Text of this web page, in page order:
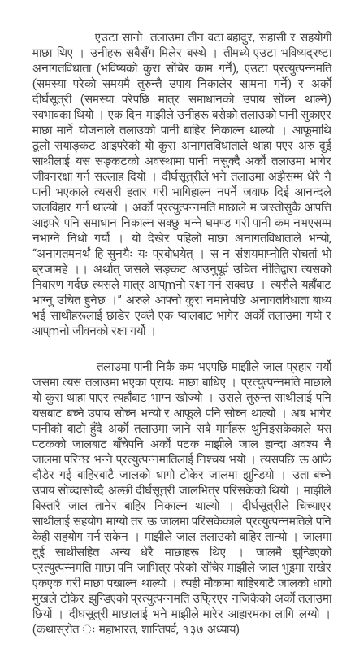
एउटा सानो तलाउमा तीन वटा बहादुर, सहासी र सहयोगी
माछा थिए । उनीहरू सबैसँग मिलेर बस्थे । तीमध्ये एउटा भविष्यद्रष्टा
अनागतविधाता (भविष्यको कुरा सोंचेर काम गर्ने), एउटा प्रत्युत्पन्नमति
(समस्या परेको समयमै तुरुन्तै उपाय निकालेर सामना गर्ने) र अर्काे
दीर्घसूत्री (समस्या परेपछि मात्र समाधानको उपाय सोंच्न थाल्ने)
स्वभावका थियो । एक दिन माझीले उनीहरू बसेको तलाउको पानी सुकाएर
माछा मार्ने योजनाले तलाउको पानी बाहिर निकाल्न थाल्यो । आफूमाथि
ठूलो सयाङ्कट आइपरेको यो कुरा अनागतविधाताले थाहा पएर अरु दुई
साथीलाई यस सङ्कटको अवस्थामा पानी नसुक्दै अर्काे तलाउमा भागेर
जीवनरक्षा गर्न सल्लाह दियो । दीर्घसूत्रीले भने तलाउमा अझैसम्म धेरै नै
पानी भएकाले त्यसरी हतार गरी भागिहाल्न नपर्ने जवाफ दिई आनन्दले
जलविहार गर्न थाल्यो । अर्काे प्रत्युत्पन्नमति माछाले म जस्तोसुकै आपत्ति
आइपरे पनि समाधान निकाल्न सक्छु भन्ने घमण्ड गरी पानी कम नभएसम्म
नभाग्ने निधो गर्यो । यो देखेर पहिलो माछा अनागतविधाताले भन्यो,
‘‘अनागतमनर्थं हि सुनयैः यः प्रबोधयेत् । स न संशयमाप्नोति रोचतां भो
ब्रजामहे ।। अर्थात् जसले सङ्कट आउनुपूर्व उचित नीतिद्वारा त्यसको
निवारण गर्दछ त्यसले मात्र आप्mनो रक्षा गर्न सक्दछ । त्यसैले यहाँबाट
भाग्नु उचित हुनेछ ।’’ अरुले आफ्नो कुरा नमानेपछि अनागतविधाता बाध्य
भई साथीहरूलाई छाडेर एक्लै एक प्वालबाट भागेर अर्काे तलाउमा गयो र
आप्mनो जीवनको रक्षा गर्यो ।
तलाउमा पानी निकै कम भएपछि माझीले जाल प्रहार गर्यो
जसमा त्यस तलाउमा भएका प्रायः माछा बाधिए । प्रत्युत्पन्नमति माछाले
यो कुरा थाहा पाएर त्यहाँबाट भाग्न खोज्यो । उसले तुरुन्त साथीलाई पनि
यसबाट बच्ने उपाय सोच्न भन्यो र आफूले पनि सोच्न थाल्यो । अब भागेर
पानीको बाटो हुँदै अर्काे तलाउमा जाने सबै मार्गहरू थुनिइसकेकाले यस
पटकको जालबाट बाँचेपनि अर्काे पटक माझीले जाल हान्दा अवश्य नै
जालमा परिन्छ भन्ने प्रत्युत्पन्नमातिलाई निश्चय भयो । त्यसपछि ऊ आफै
दौडेर गई बाहिरबाटै जालको धागो टोकेर जालमा झुन्डियो । उता बच्ने
उपाय सोच्दासोच्दै अल्छी दीर्घसूत्री जालभित्र परिसकेको थियो । माझीले
बिस्तारै जाल तानेर बाहिर निकाल्न थाल्यो । दीर्घसूत्रीले चिच्याएर
साथीलाई सहयोग माग्यो तर ऊ जालमा परिसकेकाले प्रत्युत्पन्नमतिले पनि
केही सहयोग गर्न सकेन । माझीले जाल तलाउको बाहिर तान्यो । जालमा
दुई साथीसहित अन्य धेरै माछाहरू थिए । जालमै झुन्डिएको
प्रत्युत्पन्नमति माछा पनि जाभित्र परेको सोंचेर माझीले जाल भुइमा राखेर
एकएक गरी माछा पखाल्न थाल्यो । त्यही मौकामा बाहिरबाटै जालको धागो
मुखले टोकेर झुन्डिएको प्रत्युत्पन्नमति उफ्रिएर नजिकैको अर्काे तलाउमा
छिर्यो । दीघसूत्री माछालाई भने माझीले मारेर आहारमका लागि लग्यो ।
(कथास्रोत ः महाभारत, शान्तिपर्व, १३७ अध्याय)